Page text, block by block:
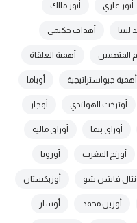
أنور غازي أنور مالك
أهداف حكيمي
المتهمين أهمية العلقاة
أهمية جيواستراتيجية أوباما
أوترخت الهولندي أوجار
أوراق بنما أوراق مالية
أورنج المغرب أوروبا
فاشن شو أوزبكستان
أوزين محمد أوسار